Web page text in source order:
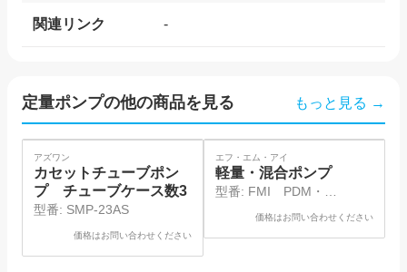
関連リンク -
定量ポンプの他の商品を見る もっと見る →
SOLD
アズワン
カセットチューブポン
プ チューブケース数3
型番: SMP-23AS
価格はお問い合わせください
エフ・エム・アイ
軽量・混合ポンプ
型番: FMI PDM・
QG400/QG400MB
価格はお問い合わせください